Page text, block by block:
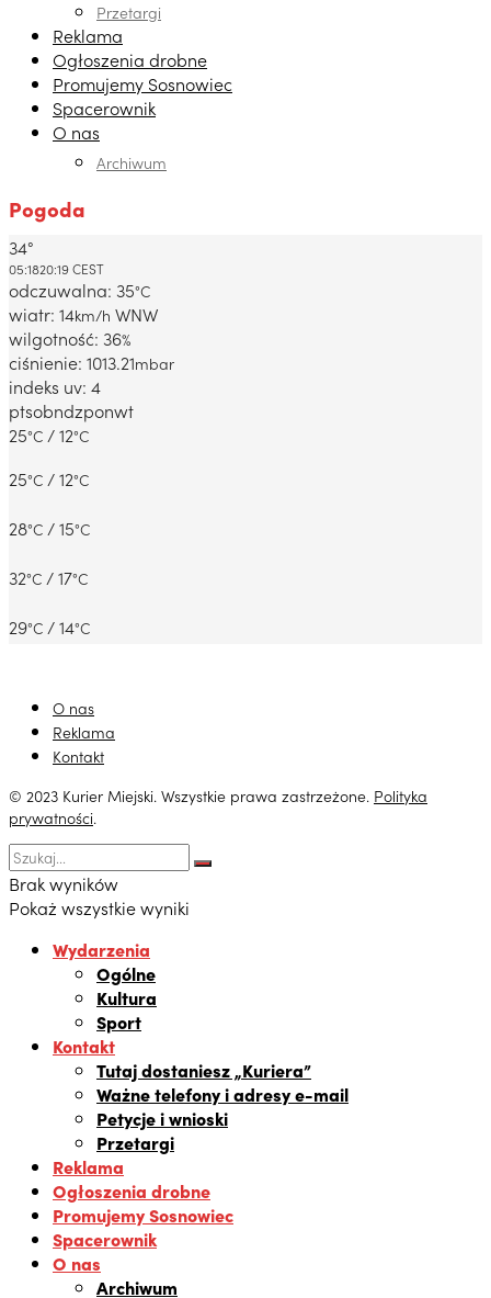
Przetargi
Reklama
Ogłoszenia drobne
Promujemy Sosnowiec
Spacerownik
O nas
Archiwum
Pogoda
Dabrowa Gornicza, PL
34°
05:1820:19 CEST
odczuwalna: 35°C
wiatr: 14km/h WNW
wilgotność: 36%
ciśnienie: 1013.21mbar
indeks uv: 4
ptsobndzponwt
25°C / 12°C
25°C / 12°C
28°C / 15°C
32°C / 17°C
29°C / 14°C
O nas
Reklama
Kontakt
© 2023 Kurier Miejski. Wszystkie prawa zastrzeżone. Polityka
prywatności.
Brak wyników
Pokaż wszystkie wyniki
Wydarzenia
Ogólne
Kultura
Sport
Kontakt
Tutaj dostaniesz „Kuriera”
Ważne telefony i adresy e-mail
Petycje i wnioski
Przetargi
Reklama
Ogłoszenia drobne
Promujemy Sosnowiec
Spacerownik
O nas
Archiwum